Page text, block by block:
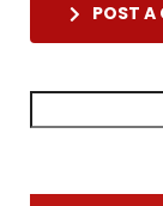
POST A